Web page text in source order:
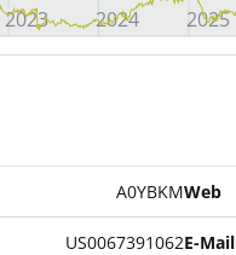
2023 2024 2025
A0YBKM
US0067391062
Web
E-Mail